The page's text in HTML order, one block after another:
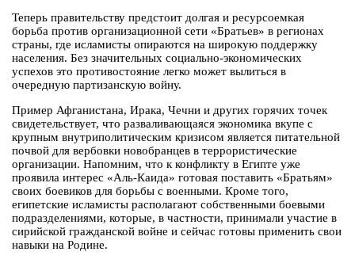
Теперь правительству предстоит долгая и ресурсоемкая
борьба против организационной сети «Братьев» в регионах
страны, где исламисты опираются на широкую поддержку
населения. Без значительных социально-экономических
успехов это противостояние легко может вылиться в
очередную партизанскую войну.
Пример Афганистана, Ирака, Чечни и других горячих точек
свидетельствует, что разваливающаяся экономика вкупе с
крупным внутриполитическим кризисом является питательной
почвой для вербовки новобранцев в террористические
организации. Напомним, что к конфликту в Египте уже
проявила интерес «Аль-Каида» готовая поставить «Братьям»
своих боевиков для борьбы с военными. Кроме того,
египетские исламисты располагают собственными боевыми
подразделениями, которые, в частности, принимали участие в
сирийской гражданской войне и сейчас готовы применить свои
навыки на Родине.